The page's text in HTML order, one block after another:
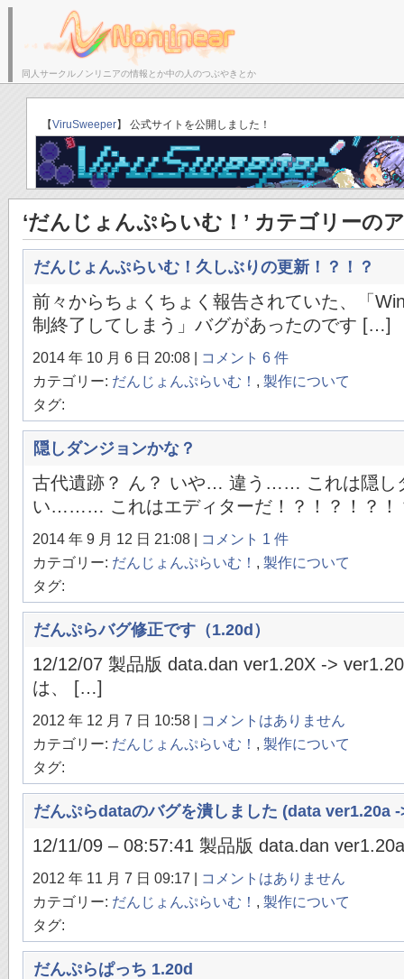
同人サークルノンリニアの情報とか中の人のつぶやきとか
【ViruSweeper】 公式サイトを公開しました！
‘だんじょんぷらいむ！’ カテゴリーの
だんじょんぷらいむ！久しぶりの更新！？！？
前々からちょくちょく報告されていた、「
制終了してしまう」バグがあったのです […]
2014 年 10 月 6 日 20:08 | コメント 6 件
カテゴリー: だんじょんぷらいむ！ , 製作について
タグ:
隠しダンジョンかな？
古代遺跡？ ん？ いや… 違う…… これは隠し
い……… これはエディターだ！？！？！？
2014 年 9 月 12 日 21:08 | コメント 1 件
カテゴリー: だんじょんぷらいむ！ , 製作について
タグ:
だんぷらバグ修正です（1.20d）
12/12/07 製品版 data.dan ver1.20X ->
は、 […]
2012 年 12 月 7 日 10:58 | コメントはありません
カテゴリー: だんじょんぷらいむ！ , 製作について
タグ:
だんぷらdataのバグを潰しました (data ver1.20a
12/11/09 – 08:57:41 製品版 data.dan
2012 年 11 月 7 日 09:17 | コメントはありません
カテゴリー: だんじょんぷらいむ！ , 製作について
タグ:
だんぷらぱっち 1.20d